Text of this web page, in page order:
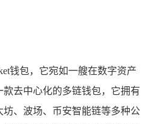
钱包，它宛如一艘在数字资产
去中心化的多链钱包，它拥有
、波场、币安智能链等多种公